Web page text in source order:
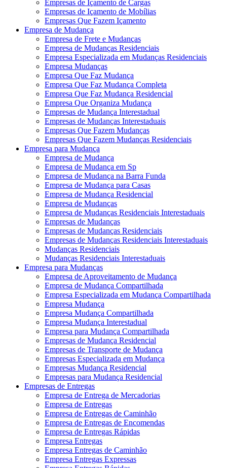
Empresas de Içamento de Cargas
Empresas de Içamento de Mobílias
Empresas Que Fazem Içamento
Empresa de Mudança
Empresa de Frete e Mudanças
Empresa de Mudanças Residenciais
Empresa Especializada em Mudanças Residenciais
Empresa Mudanças
Empresa Que Faz Mudança
Empresa Que Faz Mudança Completa
Empresa Que Faz Mudança Residencial
Empresa Que Organiza Mudança
Empresas de Mudança Interestadual
Empresas de Mudanças Interestaduais
Empresas Que Fazem Mudanças
Empresas Que Fazem Mudanças Residenciais
Empresa para Mudança
Empresa de Mudança
Empresa de Mudança em Sp
Empresa de Mudança na Barra Funda
Empresa de Mudança para Casas
Empresa de Mudança Residencial
Empresa de Mudanças
Empresa de Mudanças Residenciais Interestaduais
Empresas de Mudanças
Empresas de Mudanças Residenciais
Empresas de Mudanças Residenciais Interestaduais
Mudanças Residenciais
Mudanças Residenciais Interestaduais
Empresa para Mudanças
Empresa de Aproveitamento de Mudança
Empresa de Mudança Compartilhada
Empresa Especializada em Mudança Compartilhada
Empresa Mudança
Empresa Mudança Compartilhada
Empresa Mudança Interestadual
Empresa para Mudança Compartilhada
Empresas de Mudança Residencial
Empresas de Transporte de Mudança
Empresas Especializada em Mudança
Empresas Mudança Residencial
Empresas para Mudança Residencial
Empresas de Entregas
Empresa de Entrega de Mercadorias
Empresa de Entregas
Empresa de Entregas de Caminhão
Empresa de Entregas de Encomendas
Empresa de Entregas Rápidas
Empresa Entregas
Empresa Entregas de Caminhão
Empresa Entregas Expressas